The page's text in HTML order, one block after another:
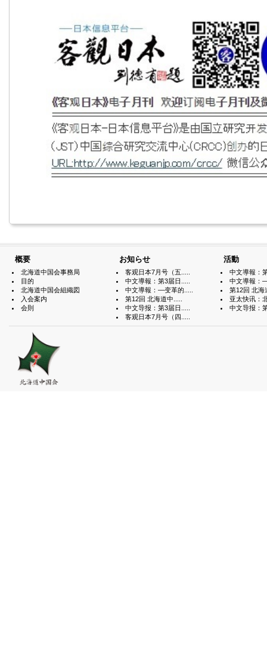
概要
北海道中国会事務局
目的
北海道中国会組織図
入会案内
会則
お知らせ
客观日本7月号（五.....
中文導報：第3届日.....
中文導報：—变革的.....
第12回 北海道中.....
中文导报：第3届日.....
客观日本7月号（四.....
活動
中文導報：
中文導報：
第12回 北海
亚太快讯：
中文导报：